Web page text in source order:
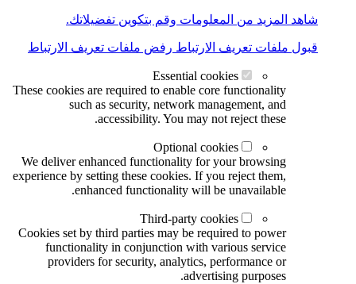
شاهد المزيد من المعلومات وقم بتكوين تفضيلاتك.
قبول ملفات تعريف الارتباط رفض ملفات تعريف الارتباط
Essential cookies
These cookies are required to enable core functionality
such as security, network management, and
accessibility. You may not reject these.
Optional cookies
We deliver enhanced functionality for your browsing
experience by setting these cookies. If you reject them,
enhanced functionality will be unavailable.
Third-party cookies
Cookies set by third parties may be required to power
functionality in conjunction with various service
providers for security, analytics, performance or
advertising purposes.